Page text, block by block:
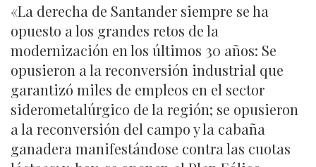
«La derecha de Santander siempre se ha
opuesto a los grandes retos de la
modernización en los últimos 30 años: Se
opusieron a la reconversión industrial que
garantizó miles de empleos en el sector
siderometalúrgico de la región; se opusieron
a la reconversión del campo y la cabaña
ganadera manifestándose contra las cuotas